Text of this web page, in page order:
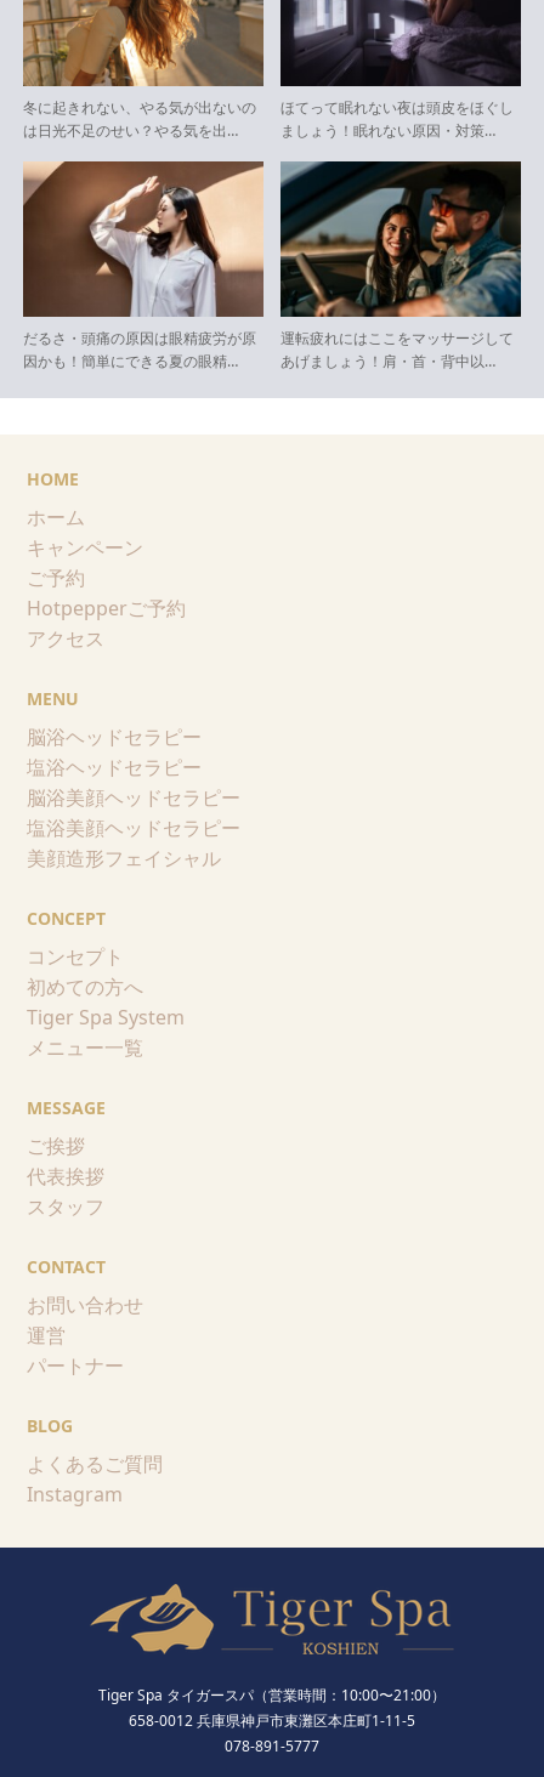
冬に起きれない、やる気が出ないの
は日光不足のせい？やる気を出…
ほてって眠れない夜は頭皮をほぐし
ましょう！眠れない原因・対策…
だるさ・頭痛の原因は眼精疲労が原
因かも！簡単にできる夏の眼精…
運転疲れにはここをマッサージして
あげましょう！肩・首・背中以…
HOME
ホーム
キャンペーン
ご予約
Hotpepperご予約
アクセス
MENU
脳浴ヘッドセラピー
塩浴ヘッドセラピー
脳浴美顔ヘッドセラピー
塩浴美顔ヘッドセラピー
美顔造形フェイシャル
CONCEPT
コンセプト
初めての方へ
Tiger Spa System
メニュー一覧
MESSAGE
ご挨拶
代表挨拶
スタッフ
CONTACT
お問い合わせ
運営
パートナー
BLOG
よくあるご質問
Instagram
Tiger Spa タイガースパ（営業時間：10:00〜21:00）
658-0012 兵庫県神戸市東灘区本庄町1-11-5
078-891-5777